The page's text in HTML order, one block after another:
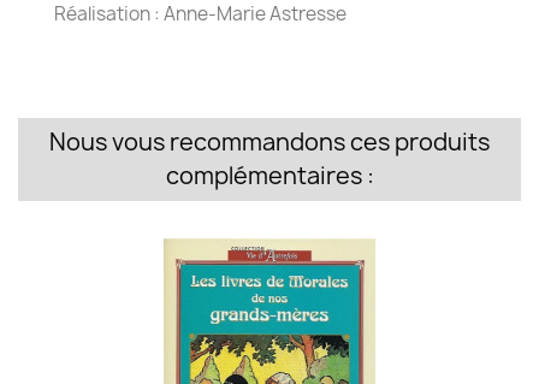
Réalisation : Anne-Marie Astresse
Nous vous recommandons ces produits
complémentaires :